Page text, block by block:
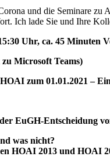
und die Seminare
Ich lade Sie und Ihre
Uhr, ca. 45 Minuten
Microsoft Teams)
zum 01.01.2021 –
EuGH-Entscheidung
was nicht?
HOAI 2013 und HOAI